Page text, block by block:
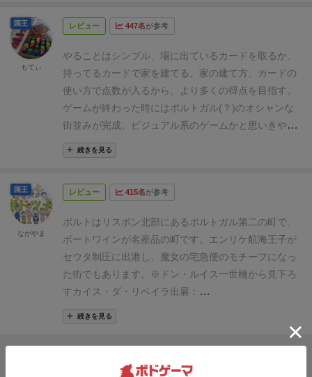
らしいです。今回は少し改善点がありましたが初心者
の方にも(公式で初心者向けルールも提供されています
し)楽しんでもらえるゲームだと自信をもってお勧めで
きます。ぜひ皆さんプレイしてください。
れる機会が増えるので爽快感と悩ましさが良い塩梅で
ログにて2人プレイレビューの詳細を投稿していま
す。
よろしければご覧ください^
^http://sussussussussu.livedoor.blog/archives/873588
0.
レビュー 447名が参考
やることはシンプル、場に出ているカードを取るか、
持ってるカードで家を建てる。家の建て方、カードの
使い方で点数が入るから、より多くの得点を目指す。
ゲームが終わった時にはポルトガル(？)のオシャンな
街並みが完成。ビジュアル系のゲームかと思いきやゲ
ームのシステムもルールのシンプルさゆえにしっかり
している。家を建てる場所は共有化されていて、プレ
用してより高いポイントを稼ぐ、なんて戦法が使え
欲しくなる。内容も簡単でとっつきやすい。ゲーマー
の方にはもちろん、初心者の方がゲームに慣れてきた
頃にもオススメ出来る1作だと思います。
続きを見る
国王
もてぃ
レビュー 415名が参考
ポルトはリスボン北部にあるポルトガル第二の町で、
ポートワインが名産品の町です。
エンリケ航海王子が
セウタ制圧に出港し、魔女の宅急便のモチーフになっ
た街でもあります。
※ドン・ルイス一世橋から見下ろ
すカイス・ダ・リベイラ出展：
https://tripnote.jp/portugal/porto-one-day-sightseeing-
routeドウロ川沿いのカイス・ダ・リベイラ地区は、オ
レンジ、ブルー、イエロー他、色とりどりの家が立ち
続きを見る
国王
ながやま
他のレビューを読み込む